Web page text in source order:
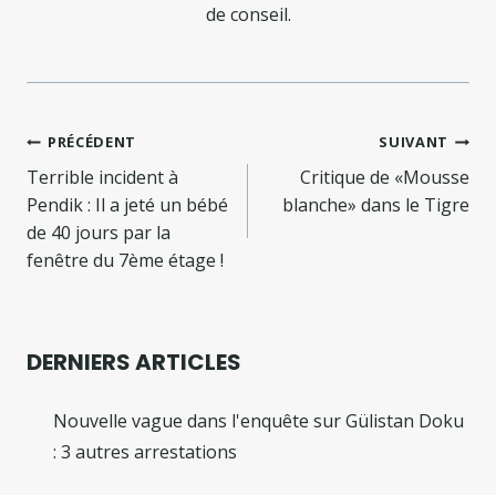
de conseil.
Navigation
de
l’article
PRÉCÉDENT
Terrible incident à
Pendik : Il a jeté un bébé
de 40 jours par la
fenêtre du 7ème étage !
SUIVANT
Critique de «Mousse
blanche» dans le Tigre
DERNIERS ARTICLES
Nouvelle vague dans l'enquête sur Gülistan Doku
: 3 autres arrestations